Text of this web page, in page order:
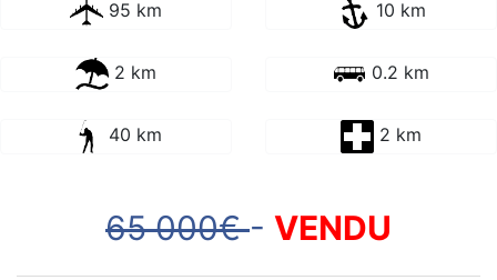
95 km 10 km
2 km 0.2 km
40 km 2 km
65 000€- VENDU